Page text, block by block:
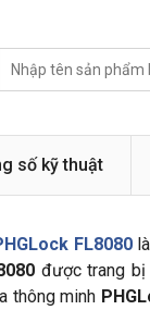
số kỹ thuật
FL8080là
được trang bị
thông minh